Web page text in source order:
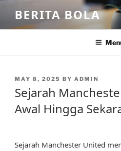
content
BERITA BOLA
POSTED
MAY 8, 2025 BY ADMIN
Sejarah
Awal Hingga
Sejarah Manchester United